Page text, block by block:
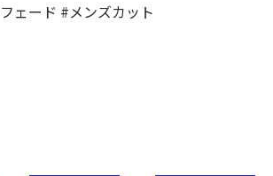
ェード #メンズカット